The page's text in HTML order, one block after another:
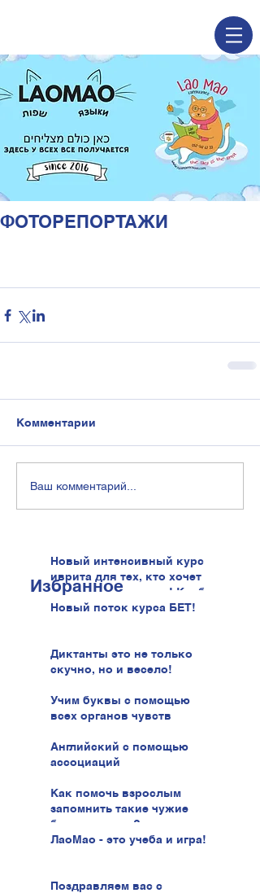
ФОТОРЕПОРТАЖИ
Комментарии
Ваш комментарий...
Новый интенсивный курс
иврита для тех, кто хочет
говорить увереннее! Клуб
иврита!
Новый поток курса БЕТ!
Диктанты это не только
скучно, но и весело!
Учим буквы с помощью
всех органов чувств
Английский с помощью
ассоциаций
Как помочь взрослым
запомнить такие чужие
буквы иврита?
ЛаоМао - это учеба и игра!
Поздравляем вас с
Избранное